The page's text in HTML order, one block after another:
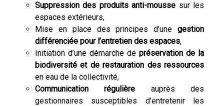
Suppression des produits anti-mousse sur les
espaces extérieurs,
Mise en place des principes d’une gestion
différenciée pour l’entretien des espaces,
Initiation d’une démarche de préservation de la
biodiversité et de restauration des ressources
en eau de la collectivité,
Communication régulière auprès des
gestionnaires susceptibles d’entretenir les